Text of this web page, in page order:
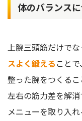
体のバランス
上腕三頭筋だけでな
スよく鍛える こと
整った腕をつくるこ
左右の筋力差を解
メニューを取り入